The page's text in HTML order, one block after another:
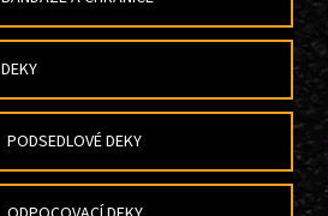
DEKY
PODSEDLOVÉ DEKY